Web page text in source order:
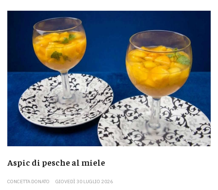
Aspic di pesche al miele
CONCETTA DONATO GIOVEDÌ 30 LUGLIO 2026